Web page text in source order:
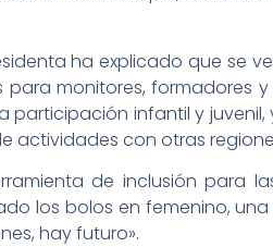
ha explicado que se
monitores, formadores
participación infantil y
actividades con otras
de inclusión para
los bolos en femenino,
hay futuro».